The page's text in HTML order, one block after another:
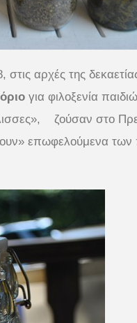
αρχές της
για φιλοξενία
ζούσαν στο
επωφελούμενα των